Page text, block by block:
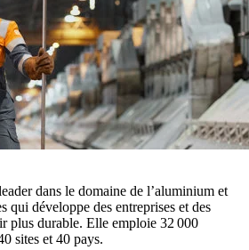
dans le domaine de l’aluminium et
qui développe des entreprises et des
plus durable. Elle emploie 32 000
sites et 40 pays.